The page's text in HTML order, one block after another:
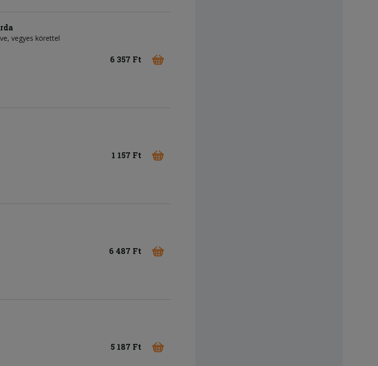
vegyes körettel
6 357 Ft
1 157 Ft
6 487 Ft
5 187 Ft